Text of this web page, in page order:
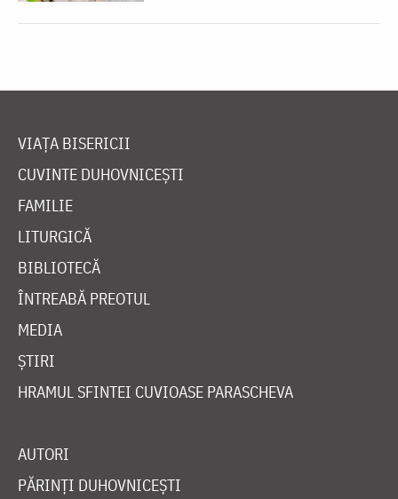
VIAȚA BISERICII
CUVINTE DUHOVNICEȘTI
FAMILIE
LITURGICĂ
BIBLIOTECĂ
ÎNTREABĂ PREOTUL
MEDIA
ȘTIRI
HRAMUL SFINTEI CUVIOASE PARASCHEVA
AUTORI
PĂRINȚI DUHOVNICEȘTI